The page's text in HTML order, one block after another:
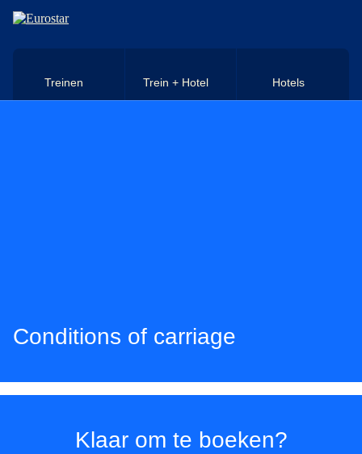
Naar hoofdinhoud
Treinen Trein + Hotel Hotels
Conditions of carriage
Klaar om te boeken?